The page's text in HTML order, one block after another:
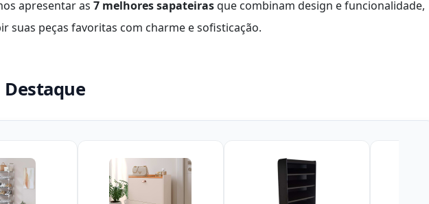
apresentar as 7 melhores sapateirasque combinam design e funcionalidade,
suas peças favoritas com charme e sofisticação.